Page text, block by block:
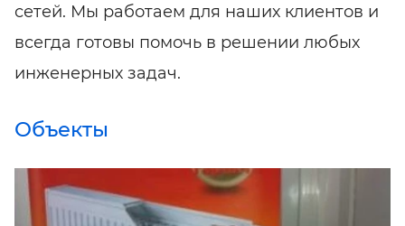
сетей. Мы работаем для наших клиентов и
всегда готовы помочь в решении любых
инженерных задач.
Объекты